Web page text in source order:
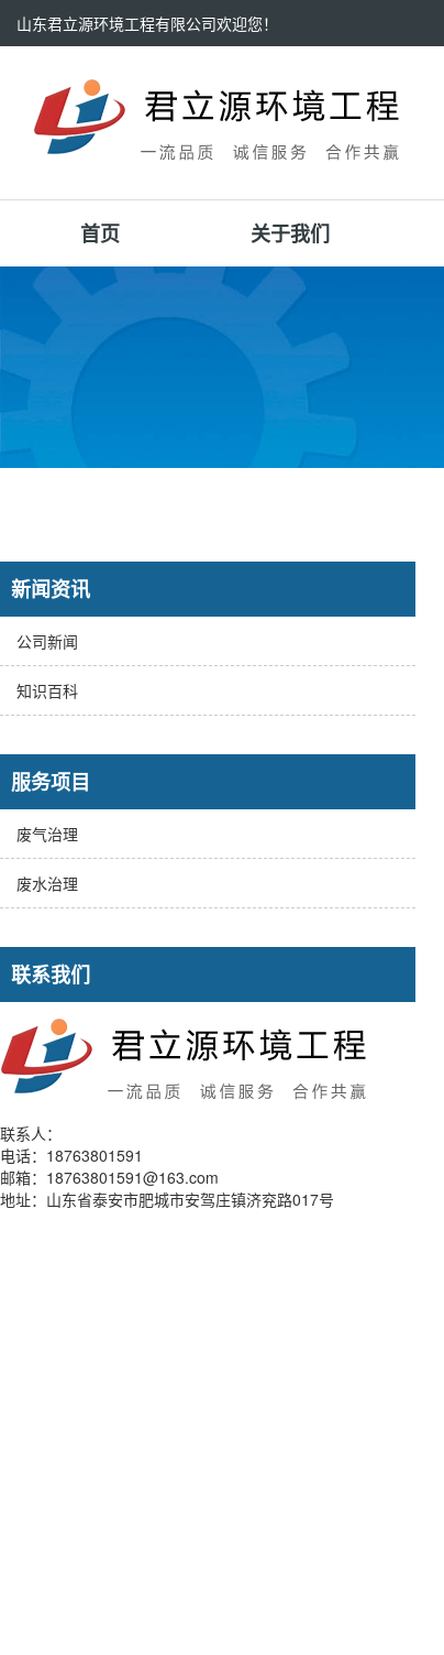
山东君立源环境工程有限公司欢迎您！
首页 关于我们
新闻资讯
公司新闻
知识百科
服务项目
废气治理
废水治理
联系我们
联系人：
电话：18763801591
邮箱：18763801591@163.com
地址：山东省泰安市肥城市安驾庄镇济兖路017号